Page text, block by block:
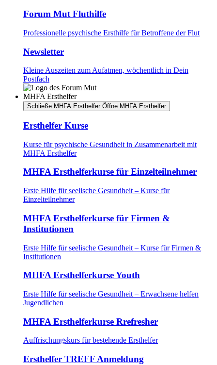
Forum Mut Fluthilfe
Professionelle psychische Ersthilfe für Betroffene der Flut
Newsletter
Kleine Auszeiten zum Aufatmen, wöchentlich in Dein
Postfach
MHFA Ersthelfer
Schließe MHFA Ersthelfer Öffne MHFA Ersthelfer
Ersthelfer Kurse
Kurse für psychische Gesundheit in Zusammenarbeit mit
MHFA Ersthelfer
MHFA Ersthelferkurse für Einzelteilnehmer
Erste Hilfe für seelische Gesundheit – Kurse für
Einzelteilnehmer
MHFA Ersthelferkurse für Firmen &
Institutionen
Erste Hilfe für seelische Gesundheit – Kurse für Firmen &
Institutionen
MHFA Ersthelferkurse Youth
Erste Hilfe für seelische Gesundheit – Erwachsene helfen
Jugendlichen
MHFA Ersthelferkurse Rrefresher
Auffrischungskurs für bestehende Ersthelfer
Ersthelfer TREFF Anmeldung